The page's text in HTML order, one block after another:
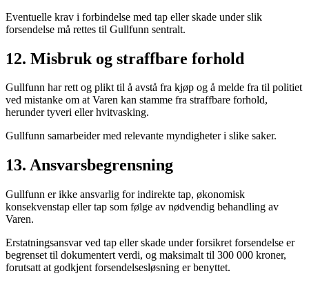
Eventuelle krav i forbindelse med tap eller skade under slik
forsendelse må rettes til Gullfunn sentralt.
12. Misbruk og straffbare forhold
Gullfunn har rett og plikt til å avstå fra kjøp og å melde fra til politiet
ved mistanke om at Varen kan stamme fra straffbare forhold,
herunder tyveri eller hvitvasking.
Gullfunn samarbeider med relevante myndigheter i slike saker.
13. Ansvarsbegrensning
Gullfunn er ikke ansvarlig for indirekte tap, økonomisk
konsekvenstap eller tap som følge av nødvendig behandling av
Varen.
Erstatningsansvar ved tap eller skade under forsikret forsendelse er
begrenset til dokumentert verdi, og maksimalt til 300 000 kroner,
forutsatt at godkjent forsendelsesløsning er benyttet.